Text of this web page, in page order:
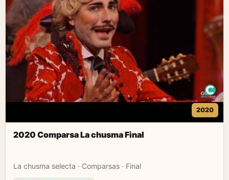
2020
2020 Comparsa La chusma Final
La chusma selecta · Comparsas · Final